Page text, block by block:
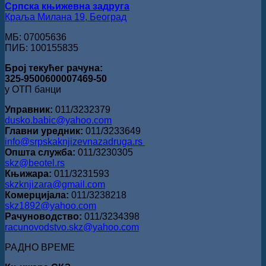
Српска књижевна задруга
Краља Милана 19, Београд
МБ: 07005636
ПИБ: 100155835
Број текућег рачуна:
325-9500600007469-50
у ОТП банци
Управник: 011/3232379
dusko.babic@yahoo.com
Главни уредник: 011/3233649
info@srpskaknjizevnazadruga.rs
Општа служба: 011/3230305
skz@beotel.rs
Књижара: 011/3231593
skzknjizara@gmail.com
Комерцијала: 011/3238218
skz1892@yahoo.com
Рачуноводство: 011/3234398
racunovodstvo.skz@yahoo.com
РАДНО ВРЕМЕ